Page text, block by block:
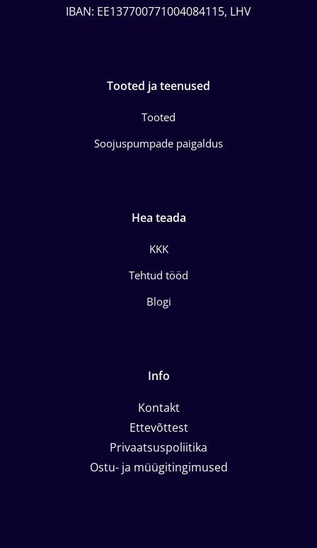
IBAN: EE137700771004084115, LHV
Tooted ja teenused
Tooted
Soojuspumpade paigaldus
Hea teada
KKK
Tehtud tööd
Blogi
Info
Kontakt
Ettevõttest
Privaatsuspoliitika
Ostu- ja müügitingimused